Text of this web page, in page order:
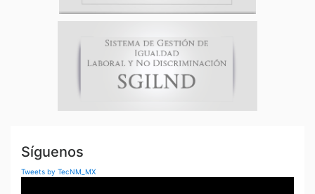
Síguenos
Tweets by TecNM_MX